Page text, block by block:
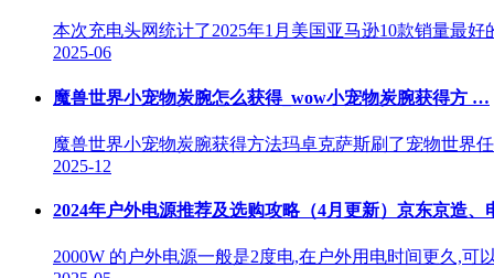
本次充电头网统计了2025年1月美国亚马逊10款销量最
2025-06
魔兽世界小宠物炭腕怎么获得_wow小宠物炭腕获得方 …
魔兽世界小宠物炭腕获得方法玛卓克萨斯刷了宠物世界
2025-12
2024年户外电源推荐及选购攻略（4月更新）京东京造
2000W 的户外电源一般是2度电,在户外用电时间更久,